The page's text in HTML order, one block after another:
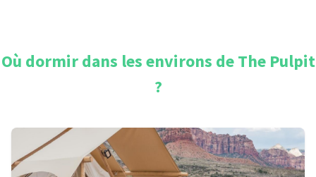
Où dormir dans les environs deThe Pulpit
?